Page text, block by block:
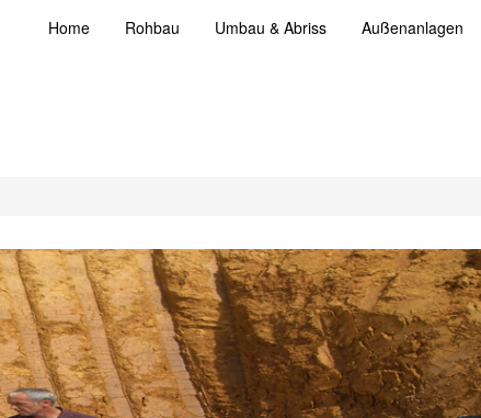
Home Rohbau Umbau & Abriss Außenanlagen